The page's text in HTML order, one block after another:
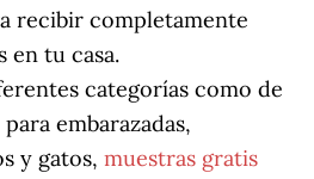
recibir completamente
en tu casa.
categorías como de
embarazadas,
y gatos,muestras gratis